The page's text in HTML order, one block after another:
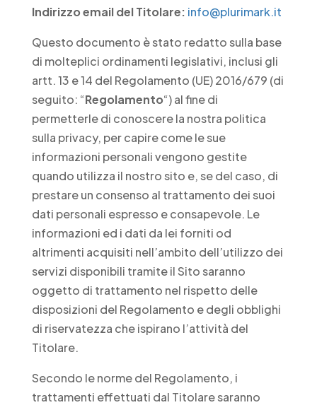
Indirizzo email del Titolare: info@plurimark.it
Questo documento è stato redatto sulla base
di molteplici ordinamenti legislativi, inclusi gli
artt. 13 e 14 del Regolamento (UE) 2016/679 (di
seguito: “Regolamento“) al fine di
permetterle di conoscere la nostra politica
sulla privacy, per capire come le sue
informazioni personali vengono gestite
quando utilizza il nostro sito e, se del caso, di
prestare un consenso al trattamento dei suoi
dati personali espresso e consapevole. Le
informazioni ed i dati da lei forniti od
altrimenti acquisiti nell’ambito dell’utilizzo dei
servizi disponibili tramite il Sito saranno
oggetto di trattamento nel rispetto delle
disposizioni del Regolamento e degli obblighi
di riservatezza che ispirano l’attività del
Titolare.
Secondo le norme del Regolamento, i
trattamenti effettuati dal Titolare saranno